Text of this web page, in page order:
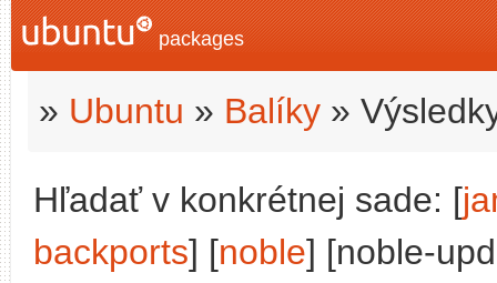
packages
» Ubuntu » Balíky »
Hľadať v konkrétnej sade: [
backports] [noble] [noble-